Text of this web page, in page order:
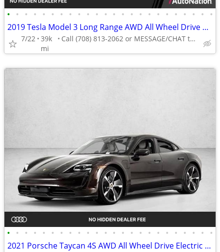
• • • • • • • • • • • • • • • • • • • • • • • •
2019 Tesla Model 3 Long Range AWD All Wheel Drive Electric AUTONATION
7/22 39k
mi
Call (708) 813-2062 or MESSAGE/CHAT to confirm availability
• • • • • • • • • • • • • • • • • • • • • • • •
2021 Porsche Taycan 4S AWD All Wheel Drive Electric AUTONATION